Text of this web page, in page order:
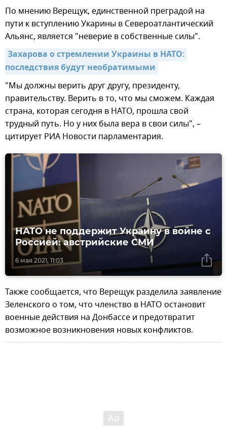
По мнению Верещук, единственной преградой на
пути к вступлению Укарины в Североатлантический
Альянс, является "неверие в собственные силы".
Захарова о стремлении Украины в НАТО:
последствия будут необратимыми
"Мы должны верить друг другу, президенту,
правительству. Верить в то, что мы сможем. Каждая
страна, которая сегодня в НАТО, прошла свой
трудный путь. Но у них была вера в свои силы", –
цитирует РИА Новости парламентария.
6 мая 2021, 11:03
НАТО не поддержит Украину в войне с
Россией: австрийские СМИ
Также сообщается, что Верещук разделила заявление
Зеленского о том, что членство в НАТО остановит
военные действия на Донбассе и предотвратит
возможное возникновения новых конфликтов.